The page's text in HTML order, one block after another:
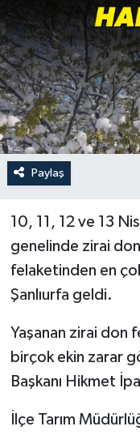
Paylaş
10, 11, 12 ve 13
genelinde zirai
felaketinden en
Şanlıurfa geldi.
Yaşanan zirai don
birçok ekin zarar
Başkanı Hikmet
İlçe Tarım